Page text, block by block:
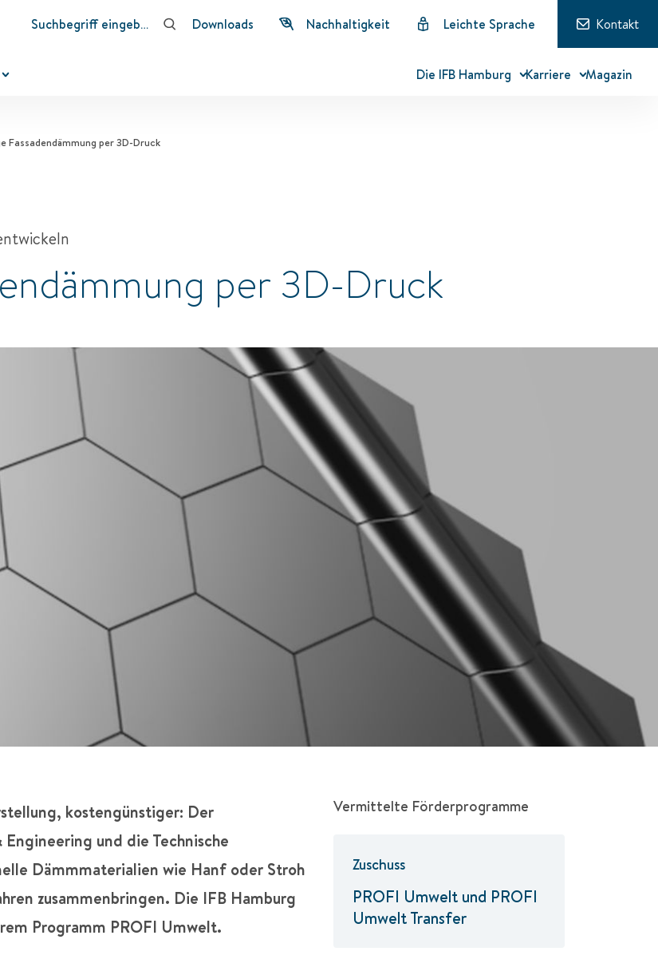
Downloads Nachhaltigkeit Leichte Sprache Kontakt
Die IFB Hamburg Karriere Magazin
Fassadendämmung per 3D-Druck
per 3D-Druck
Vermittelte Förderprogramme
Zuschuss
PROFI Umwelt und PROFI
Umwelt Transfer
kostengünstiger: Der
und die Technische
Dämmmaterialien wie Hanf oder Stroh
zusammenbringen. Die IFB Hamburg
Programm PROFI Umwelt.